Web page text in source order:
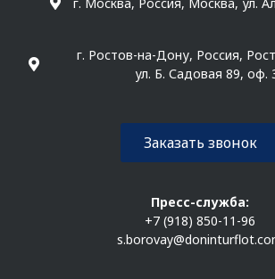
г. Ростов-на-Дону, Россия,
ул. Б. Садовая 89, оф.
Заказать звонок
Пресс-служба:
+7 (918) 850-11-96